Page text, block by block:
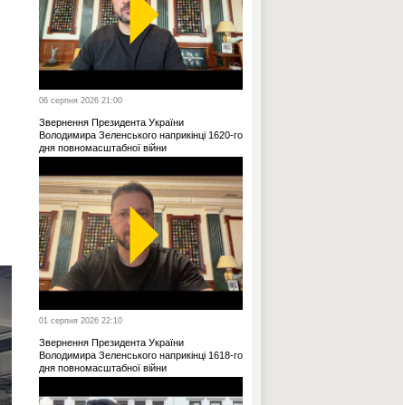
06 серпня 2026 21:00
Звернення Президента України
Володимира Зеленського наприкінці 1620-го
дня повномасштабної війни
01 серпня 2026 22:10
Звернення Президента України
Володимира Зеленського наприкінці 1618-го
дня повномасштабної війни